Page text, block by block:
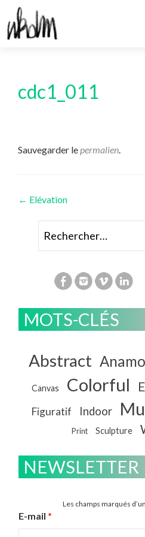
cdc1_011
Sauvegarder lepermalien.
Navigation
des
articles
← Elévation
MOTS-CLÉS
Abstract
Canvas Colorful
Figuratif Indoor
Print Sculpture
NEWSLETTER
Les champs marqués d’un
E-mail *